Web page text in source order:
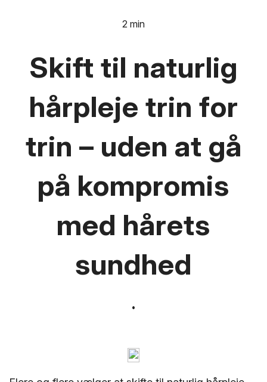
Skift til naturlig
hårpleje trin for
trin – uden at gå
på kompromis
med hårets
sundhed
2 min